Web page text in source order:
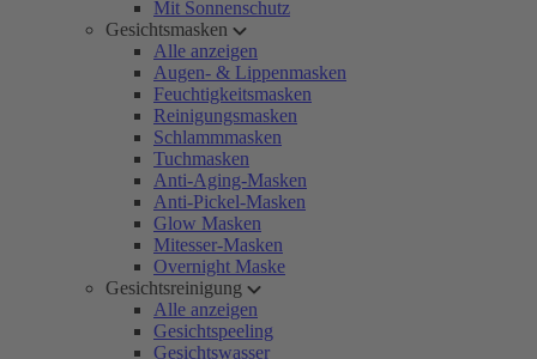
Mit Sonnenschutz
Gesichtsmasken
Alle anzeigen
Augen- & Lippenmasken
Feuchtigkeitsmasken
Reinigungsmasken
Schlammmasken
Tuchmasken
Anti-Aging-Masken
Anti-Pickel-Masken
Glow Masken
Mitesser-Masken
Overnight Maske
Gesichtsreinigung
Alle anzeigen
Gesichtspeeling
Gesichtswasser